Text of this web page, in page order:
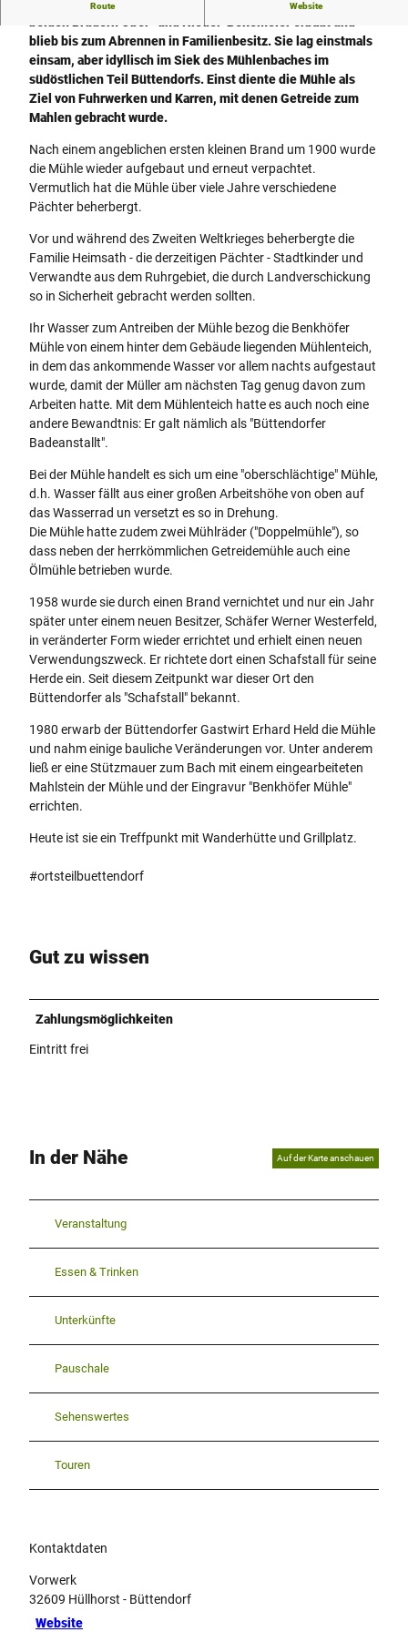
t
d
o
f
-
b
e
k
h
o
f
e
r
-
u
h
e
-
a
l
t
e
-
s
t
a
n
d
o
t
.
g
Route Website
blieb bis zum Abrennen in Familienbesitz. Sie lag einstmals
einsam, aber idyllisch im Siek des Mühlenbaches im
südöstlichen Teil Büttendorfs. Einst diente die Mühle als
Ziel von Fuhrwerken und Karren, mit denen Getreide zum
Mahlen gebracht wurde.
Nach einem angeblichen ersten kleinen Brand um 1900 wurde
die Mühle wieder aufgebaut und erneut verpachtet.
Vermutlich hat die Mühle über viele Jahre verschiedene
Pächter beherbergt.
Vor und während des Zweiten Weltkrieges beherbergte die
Familie Heimsath - die derzeitigen Pächter - Stadtkinder und
Verwandte aus dem Ruhrgebiet, die durch Landverschickung
so in Sicherheit gebracht werden sollten.
Ihr Wasser zum Antreiben der Mühle bezog die Benkhöfer
Mühle von einem hinter dem Gebäude liegenden Mühlenteich,
in dem das ankommende Wasser vor allem nachts aufgestaut
wurde, damit der Müller am nächsten Tag genug davon zum
Arbeiten hatte. Mit dem Mühlenteich hatte es auch noch eine
andere Bewandtnis: Er galt nämlich als "Büttendorfer
Badeanstallt".
Bei der Mühle handelt es sich um eine "oberschlächtige" Mühle,
d.h. Wasser fällt aus einer großen Arbeitshöhe von oben auf
das Wasserrad un versetzt es so in Drehung.
Die Mühle hatte zudem zwei Mühlräder ("Doppelmühle"), so
dass neben der herrkömmlichen Getreidemühle auch eine
Ölmühle betrieben wurde.
1958 wurde sie durch einen Brand vernichtet und nur ein Jahr
später unter einem neuen Besitzer, Schäfer Werner Westerfeld,
in veränderter Form wieder errichtet und erhielt einen neuen
Verwendungszweck. Er richtete dort einen Schafstall für seine
Herde ein. Seit diesem Zeitpunkt war dieser Ort den
Büttendorfer als "Schafstall" bekannt.
1980 erwarb der Büttendorfer Gastwirt Erhard Held die Mühle
und nahm einige bauliche Veränderungen vor. Unter anderem
ließ er eine Stützmauer zum Bach mit einem eingearbeiteten
Mahlstein der Mühle und der Eingravur "Benkhöfer Mühle"
errichten.
Heute ist sie ein Treffpunkt mit Wanderhütte und Grillplatz.
#ortsteilbuettendorf
Gut zu wissen
Zahlungsmöglichkeiten
Eintritt frei
In der Nähe Auf der Karte anschauen
Veranstaltung
Essen & Trinken
Unterkünfte
Pauschale
Sehenswertes
Touren
Kontaktdaten
Vorwerk
32609 Hüllhorst - Büttendorf
Website